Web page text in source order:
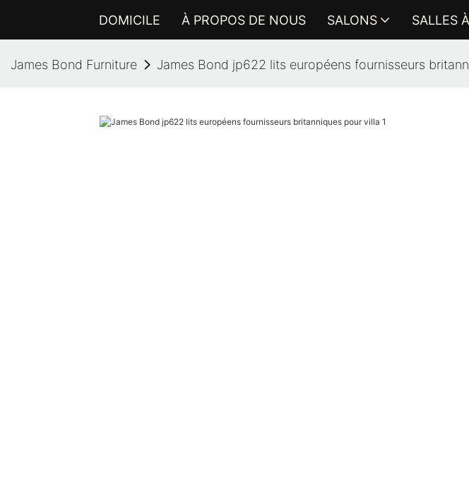
DOMICILE À PROPOS DE NOUS SALONS SALLES
James Bond Furniture James Bond jp622 lits européens fournisseurs